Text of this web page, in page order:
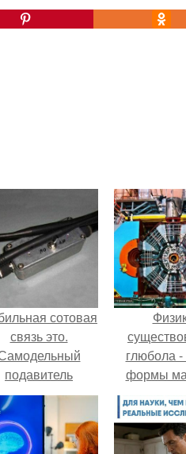
сотовая
связь это.
подавитель
свзяи.
глюбола
формы